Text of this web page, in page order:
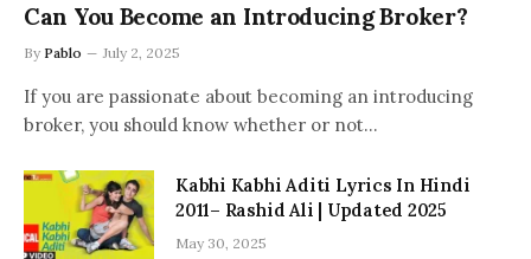
Can You Become an Introducing Broker?
By Pablo July 2, 2025
If you are passionate about becoming an introducing
broker, you should know whether or not…
Kabhi Kabhi Aditi Lyrics In Hindi
2011– Rashid Ali | Updated 2025
May 30, 2025